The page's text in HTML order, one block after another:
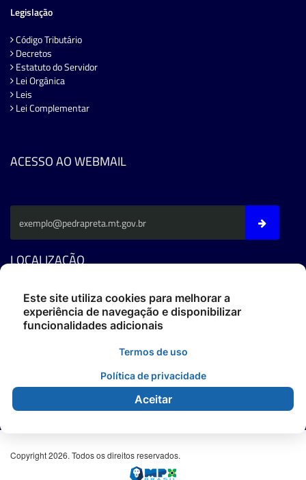
Legislação
Código Tributário
Decretos
Estatuto do Servidor
Lei Orgânica
Leis
Lei Complementar
ACESSO AO WEBMAIL
LOCALIZAÇÃO
Av. Fernando C. Da Costa - CEP: 78795-000 - Pedra Preta/MT
Fone: (66) 3486-4400
ouvidoria@pedrapreta.mt.gov.br
Copyright 2026. Todos os direitos reservados.
Este site utiliza cookies para melhorar a
experiência de navegação e disponibilizar
funcionalidades adicionais
Termos de uso
Política de privacidade
Aceitar